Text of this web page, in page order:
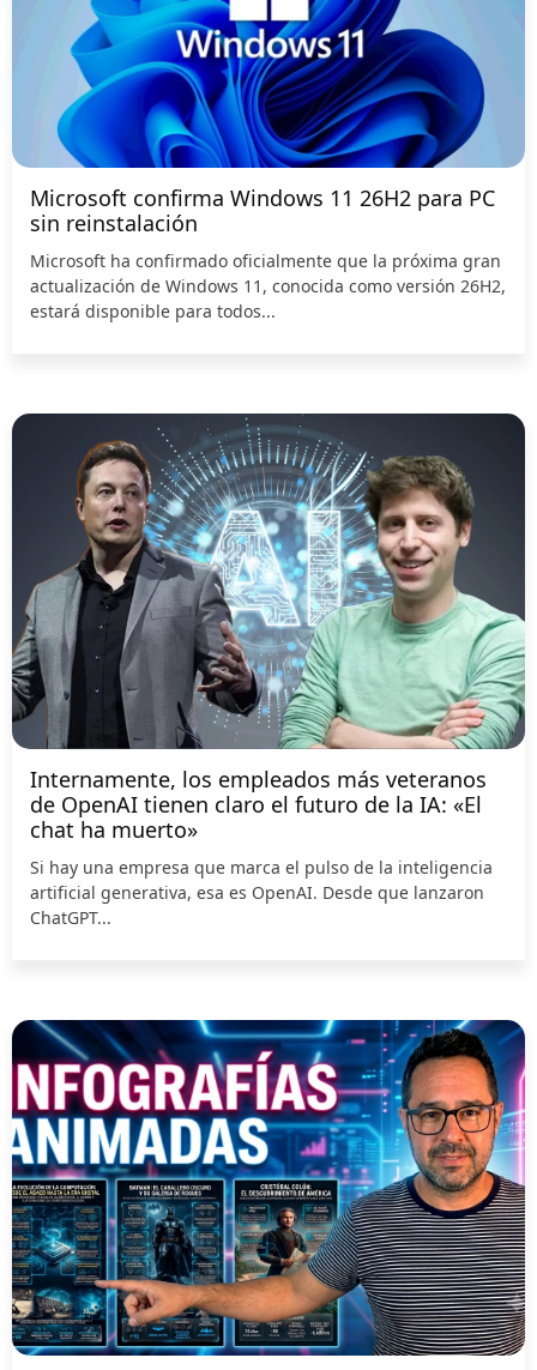
Microsoft confirma Windows 11 26H2 para PC
sin reinstalación
Microsoft ha confirmado oficialmente que la próxima gran
actualización de Windows 11, conocida como versión 26H2,
estará disponible para todos...
Internamente, los empleados más veteranos
de OpenAI tienen claro el futuro de la IA: «El
chat ha muerto»
Si hay una empresa que marca el pulso de la inteligencia
artificial generativa, esa es OpenAI. Desde que lanzaron
ChatGPT...